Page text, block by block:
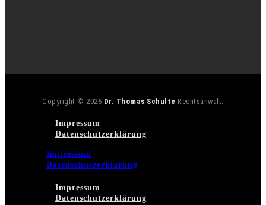
Copyright © 2026 Dr. Thomas Schulte Rechtsanwalt.
Impressum
Datenschutzerklärung
Impressum
Datenschutzerklärung
Impressum
Datenschutzerklärung